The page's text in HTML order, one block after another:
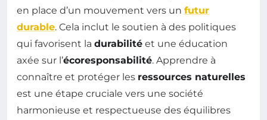
en place d’un mouvement vers un futur
durable. Cela inclut le soutien à des politiques
qui favorisent la durabilité et une éducation
axée sur l’écoresponsabilité. Apprendre à
connaître et protéger les ressources naturelles
est une étape cruciale vers une société
harmonieuse et respectueuse des équilibres